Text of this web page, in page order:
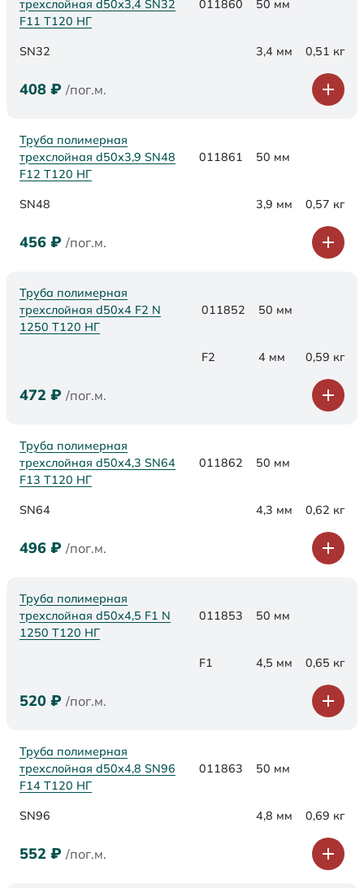
трехслойная d50х3,4 SN32
F11 Т120 НГ
011860 50 мм
SN32 3,4 мм 0,51 кг
408 ₽ /пог.м.
Труба полимерная
трехслойная d50х3,9 SN48
F12 Т120 НГ
011861 50 мм
SN48 3,9 мм 0,57 кг
456 ₽ /пог.м.
Труба полимерная
трехслойная d50x4 F2 N
1250 Т120 НГ
011852 50 мм
F2 4 мм 0,59 кг
472 ₽ /пог.м.
Труба полимерная
трехслойная d50х4,3 SN64
F13 Т120 НГ
011862 50 мм
SN64 4,3 мм 0,62 кг
496 ₽ /пог.м.
Труба полимерная
трехслойная d50x4,5 F1 N
1250 Т120 НГ
011853 50 мм
F1 4,5 мм 0,65 кг
520 ₽ /пог.м.
Труба полимерная
трехслойная d50х4,8 SN96
F14 Т120 НГ
011863 50 мм
SN96 4,8 мм 0,69 кг
552 ₽ /пог.м.